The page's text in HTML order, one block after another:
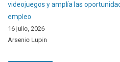
videojuegos y amplía las
empleo
16 julio, 2026
Arsenio Lupin